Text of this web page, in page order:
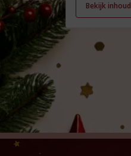
Bekijk inhoud